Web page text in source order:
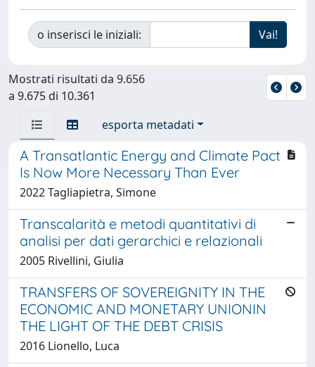
o inserisci le iniziali:
Mostrati risultati da 9.656
a 9.675 di 10.361
esporta metadati
A Transatlantic Energy and Climate Pact
Is Now More Necessary Than Ever
2022 Tagliapietra, Simone
Transcalarità e metodi quantitativi di
analisi per dati gerarchici e relazionali
2005 Rivellini, Giulia
TRANSFERS OF SOVEREIGNITY IN THE
ECONOMIC AND MONETARY UNIONIN
THE LIGHT OF THE DEBT CRISIS
2016 Lionello, Luca